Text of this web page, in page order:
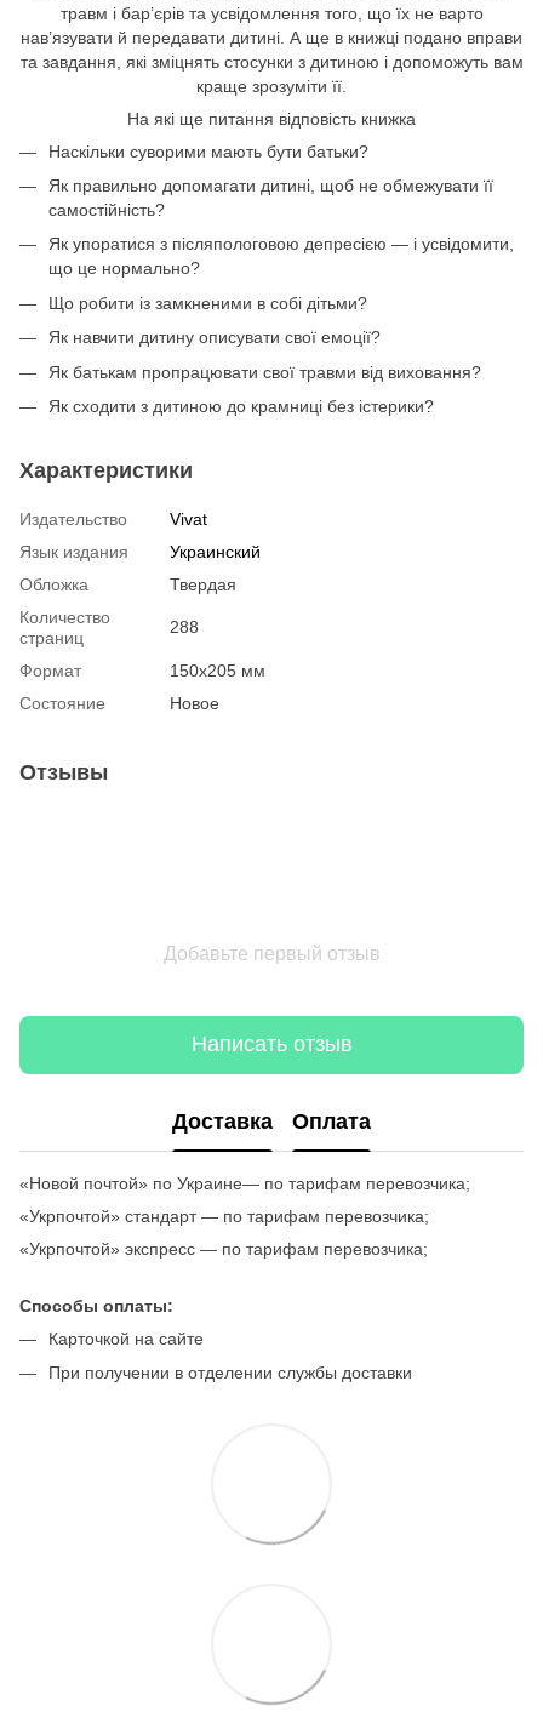
травм і бар’єрів та усвідомлення того, що їх не варто
нав’язувати й передавати дитині. А ще в книжці подано вправи
та завдання, які зміцнять стосунки з дитиною і допоможуть вам
краще зрозуміти її.
На які ще питання відповість книжка
Наскільки суворими мають бути батьки?
Як правильно допомагати дитині, щоб не обмежувати її
самостійність?
Як упоратися з післяпологовою депресією — і усвідомити,
що це нормально?
Що робити із замкненими в собі дітьми?
Як навчити дитину описувати свої емоції?
Як батькам пропрацювати свої травми від виховання?
Як сходити з дитиною до крамниці без істерики?
Характеристики
Издательство
Vivat
Язык издания
Украинский
Обложка
Твердая
Количество
страниц
288
Формат
150x205 мм
Состояние
Новое
Отзывы
Добавьте первый отзыв
Написать отзыв
Доставка Оплата
«Новой почтой» по Украине— по тарифам перевозчика;
«Укрпочтой» стандарт — по тарифам перевозчика;
«Укрпочтой» экспресс — по тарифам перевозчика;
Способы оплаты:
Карточкой на сайте
При получении в отделении службы доставки